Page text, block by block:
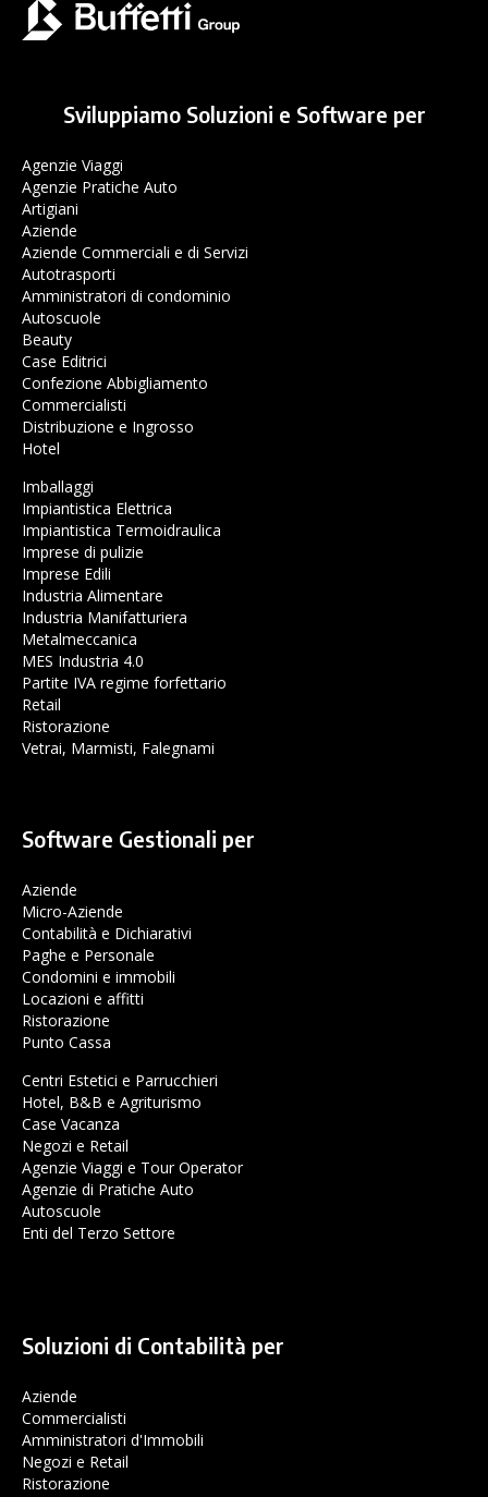
Sviluppiamo Soluzioni e Software per
Agenzie Viaggi
Agenzie Pratiche Auto
Artigiani
Aziende
Aziende Commerciali e di Servizi
Autotrasporti
Amministratori di condominio
Autoscuole
Beauty
Case Editrici
Confezione Abbigliamento
Commercialisti
Distribuzione e Ingrosso
Hotel
Imballaggi
Impiantistica Elettrica
Impiantistica Termoidraulica
Imprese di pulizie
Imprese Edili
Industria Alimentare
Industria Manifatturiera
Metalmeccanica
MES Industria 4.0
Partite IVA regime forfettario
Retail
Ristorazione
Vetrai, Marmisti, Falegnami
Software Gestionali per
Aziende
Micro-Aziende
Contabilità e Dichiarativi
Paghe e Personale
Condomini e immobili
Locazioni e affitti
Ristorazione
Punto Cassa
Centri Estetici e Parrucchieri
Hotel, B&B e Agriturismo
Case Vacanza
Negozi e Retail
Agenzie Viaggi e Tour Operator
Agenzie di Pratiche Auto
Autoscuole
Enti del Terzo Settore
Soluzioni di Contabilità per
Aziende
Commercialisti
Amministratori d'Immobili
Negozi e Retail
Ristorazione